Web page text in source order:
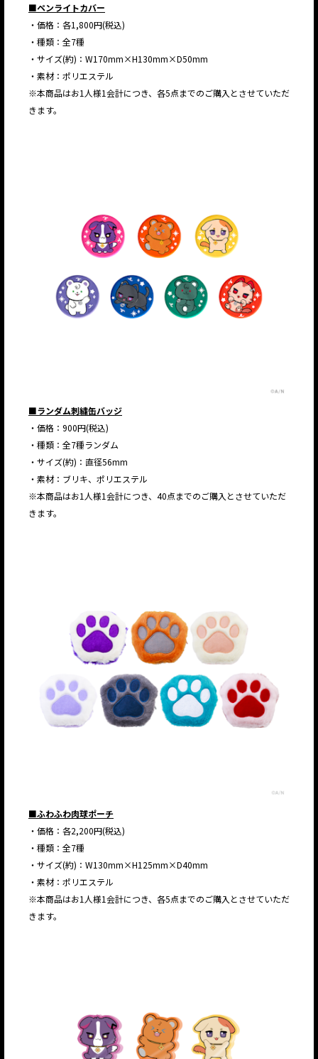
■ペンライトカバー
・価格：各1,800円(税込)
・種類：全7種
・サイズ(約)：W170mm×H130mm×D50mm
・素材：ポリエステル
※本商品はお1人様1会計につき、各5点までのご購入とさせていただ
きます。
■ランダム刺繍缶バッジ
・価格：900円(税込)
・種類：全7種ランダム
・サイズ(約)：直径56mm
・素材：ブリキ、ポリエステル
※本商品はお1人様1会計につき、40点までのご購入とさせていただ
きます。
■ふわふわ肉球ポーチ
・価格：各2,200円(税込)
・種類：全7種
・サイズ(約)：W130mm×H125mm×D40mm
・素材：ポリエステル
※本商品はお1人様1会計につき、各5点までのご購入とさせていただ
きます。